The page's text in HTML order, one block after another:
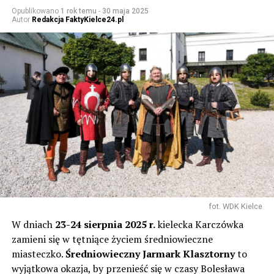
Opublikowano 1 rok temu - 30 maja 2025
Autor Redakcja FaktyKielce24.pl
fot. WDK Kielce
W dniach 23-24 sierpnia 2025 r.kielecka Karczówka
zamieni się w tętniące życiem średniowieczne
miasteczko.Średniowieczny Jarmark Klasztornyto
wyjątkowa okazja, by przenieść się w czasy Bolesława